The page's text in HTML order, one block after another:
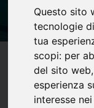
Questo sito
tecnologie
tua
scopi: per
del sito web,
esperienza
interesse
officiel
Compatibility help
(0)bookmark_borderupload